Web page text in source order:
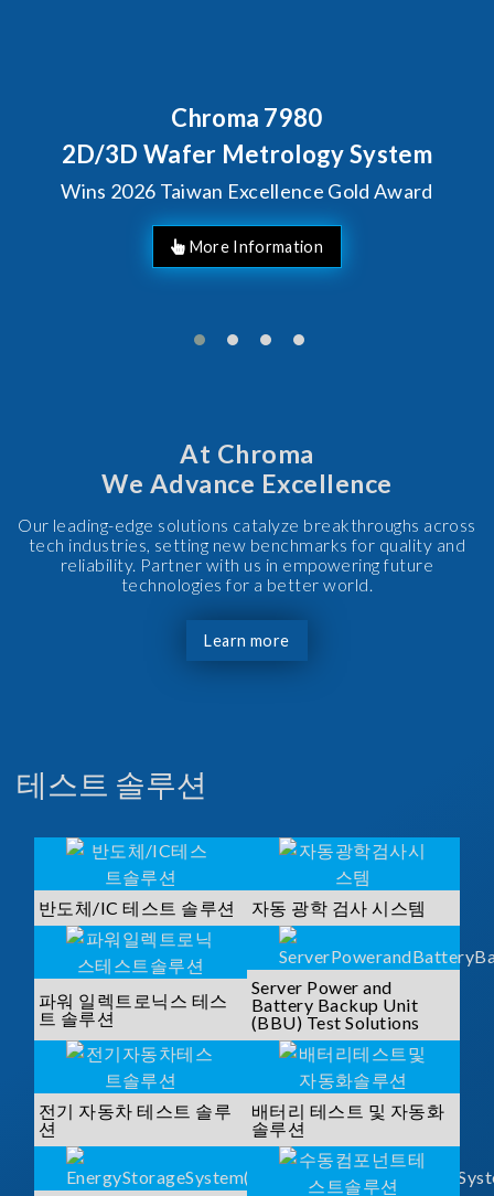
System
Gold Award
Behind Every Optics
Chroma's
Solutions for
At Chroma
We Advance Excellence
Our leading-edge solutions catalyze breakthroughs across
tech industries, setting new benchmarks for quality and
reliability. Partner with us in empowering future
technologies for a better world.
Learn more
테스트 솔루션
반도체/IC 테스트 솔루션 자동 광학 검사 시스템
파워 일렉트로닉스 테스
트 솔루션
Server Power and
Battery Backup Unit
(BBU) Test Solutions
전기 자동차 테스트 솔루
션
배터리 테스트 및 자동화
솔루션